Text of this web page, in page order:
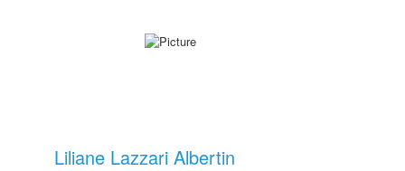
Liliane Lazzari Albertin